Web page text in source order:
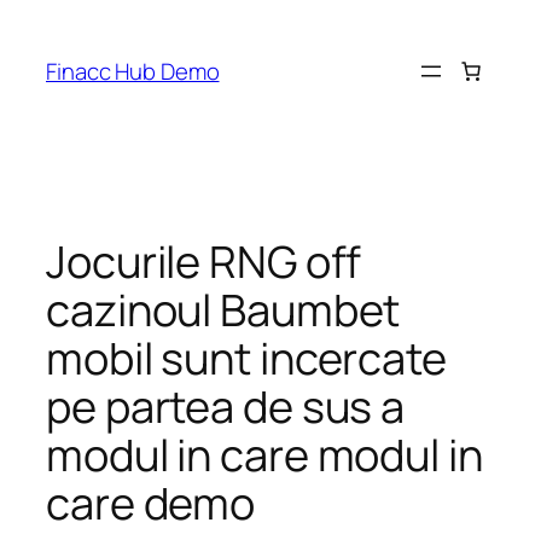
content
Finacc Hub Demo
Jocurile RNG off
cazinoul Baumbet
mobil sunt incercate
pe partea de sus a
modul in care modul in
care demo